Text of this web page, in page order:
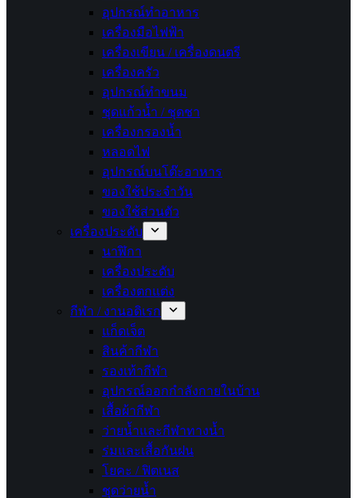
อุปกรณ์ทำอาหาร
เครื่องมือไฟฟ้า
เครื่องเขียน / เครื่องดนตรี
เครื่องครัว
อุปกรณ์ทำขนม
ชุดแก้วน้ำ / ชุดชา
เครื่องกรองน้ำ
หลอดไฟ
อุปกรณ์บนโต๊ะอาหาร
ของใช้ประจำวัน
ของใช้ส่วนตัว
เครื่องประดับ
นาฬิกา
เครื่องประดับ
เครื่องตกแต่ง
กีฬา / งานอดิเรก
แก็ดเจ็ต
สินค้ากีฬา
รองเท้ากีฬา
อุปกรณ์ออกกำลังกายในบ้าน
เสื้อผ้ากีฬา
ว่ายน้ำและกีฬาทางน้ำ
ร่มและเสื้อกันฝน
โยคะ / ฟิตเนส
ชุดว่ายน้ำ